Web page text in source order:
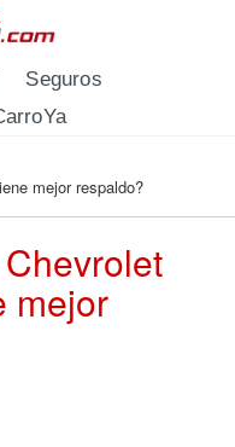
Seguros
mejor respaldo?
mejor